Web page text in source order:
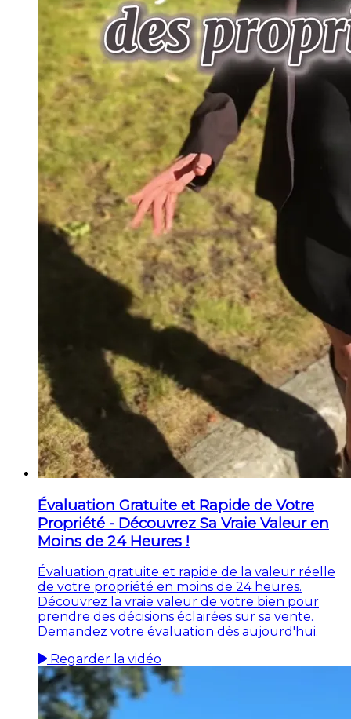
Évaluation Gratuite et Rapide de Votre
Propriété - Découvrez Sa Vraie Valeur en
Moins de 24 Heures !
Évaluation gratuite et rapide de la valeur réelle
de votre propriété en moins de 24 heures.
Découvrez la vraie valeur de votre bien pour
prendre des décisions éclairées sur sa vente.
Demandez votre évaluation dès aujourd'hui.
Regarder la vidéo